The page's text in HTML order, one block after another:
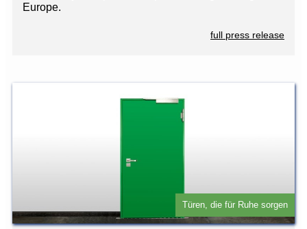
Europe.
full press release
Türen, die für Ruhe sorgen